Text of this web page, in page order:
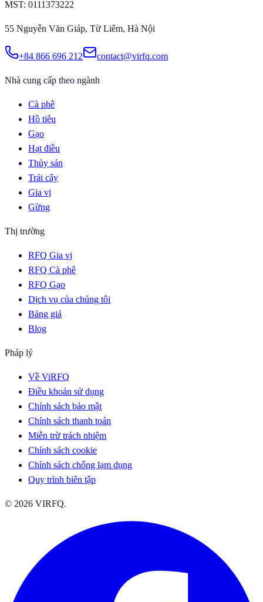
MST: 0111373222
55 Nguyễn Văn Giáp, Từ Liêm, Hà Nội
+84 866 696 212 contact@virfq.com
Nhà cung cấp theo ngành
Cà phê
Hồ tiêu
Gạo
Hạt điều
Thủy sản
Trái cây
Gia vị
Gừng
Thị trường
RFQ Gia vị
RFQ Cà phê
RFQ Gạo
Dịch vụ của chúng tôi
Bảng giá
Blog
Pháp lý
Về ViRFQ
Điều khoản sử dụng
Chính sách bảo mật
Chính sách thanh toán
Miễn trừ trách nhiệm
Chính sách cookie
Chính sách chống lạm dụng
Quy trình biên tập
© 2026 VIRFQ.